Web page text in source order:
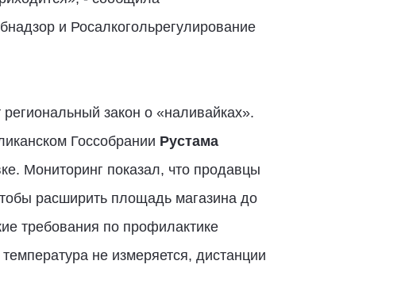
и Росалкогольрегулирование
закон о «наливайках».
Госсобрании Рустама
Мониторинг показал, что продавцы
расширить площадь магазина до
требования по профилактике
не измеряется, дистанции